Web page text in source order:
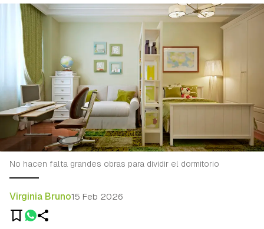
No hacen falta grandes obras para dividir el dormitorio
Virginia Bruno15 Feb 2026